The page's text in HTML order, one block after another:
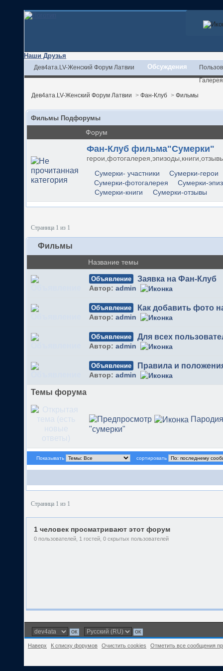
Наши Друзья
Дев4ата.LV-Женский Форум Латвии Обсуждения
Галерея
Дев4ата.LV-Женский Форум Латвии > Фан-Клуб > Фильмы
Фильмы Подфорумы
Форум
Фан-Клуб фильма"Сумерки"
Сумерки- участники
Сумерки-герои
Сумерки-фотогалерея
Сумерки-
Сумерки-книги
Сумерки-отзывы
Страница 1 из 1
Фильмы
Название темы
Объявление Заявка на Фан-Клуб
Автор: admin
Объявление Как добавить фото
Автор: admin
Объявление Для всех
Автор: admin
Объявление Правила и
Автор: admin
Темы форума
"сумерки"
Показывать сортировать
Страница 1 из 1
1 человек просматривают этот форум
0 пользователей, 1 гостей, 0 скрытых пользователей
Наверх К списку форумов Очистить cookies Отметить все сообщения